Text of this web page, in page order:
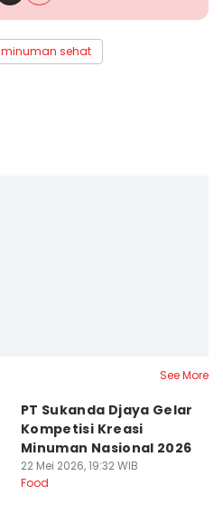
minuman sehat
See More
PT Sukanda Djaya Gelar
Kompetisi Kreasi
Minuman Nasional 2026
22 Mei 2026, 19:32 WIB
Food